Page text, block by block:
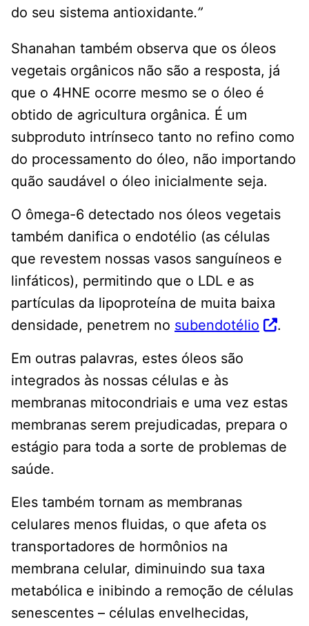
do seu sistema antioxidante.”
Shanahan também observa que os óleos
vegetais orgânicos não são a resposta, já
que o 4HNE ocorre mesmo se o óleo é
obtido de agricultura orgânica. É um
subproduto intrínseco tanto no refino como
do processamento do óleo, não importando
quão saudável o óleo inicialmente seja.
O ômega-6 detectado nos óleos vegetais
também danifica o endotélio (as células
que revestem nossas vasos sanguíneos e
linfáticos), permitindo que o LDL e as
partículas da lipoproteína de muita baixa
densidade, penetrem no subendotélio
.
Em outras palavras, estes óleos são
integrados às nossas células e às
membranas mitocondriais e uma vez estas
membranas serem prejudicadas, prepara o
estágio para toda a sorte de problemas de
saúde.
Eles também tornam as membranas
celulares menos fluidas, o que afeta os
transportadores de hormônios na
membrana celular, diminuindo sua taxa
metabólica e inibindo a remoção de células
senescentes – células envelhecidas,